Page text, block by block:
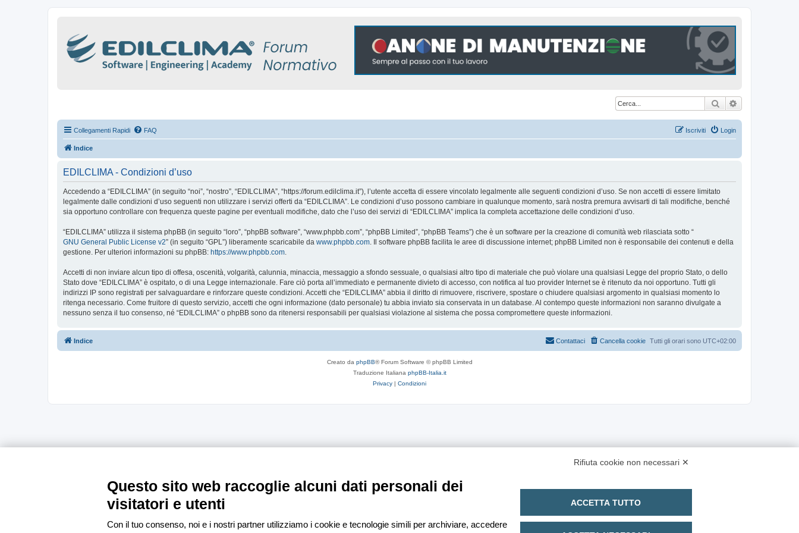
Cerca
Collegamenti Rapidi FAQ Login
Iscriviti
Indice
EDILCLIMA - Condizioni d’uso
Accedendo a “EDILCLIMA” (in seguito “noi”, “nostro”, “EDILCLIMA”, “https://forum.edilclima.it”), l’utente accetta di essere vincolato legalmente alle seguenti condizioni d’uso. Se non accetti di essere limitato
legalmente dalle condizioni d’uso seguenti non utilizzare i servizi offerti da “EDILCLIMA”. Le condizioni d’uso possono cambiare in qualunque momento, sarà nostra premura avvisarti di tali modifiche, benché
sia opportuno controllare con frequenza queste pagine per eventuali modifiche, dato che l’uso dei servizi di “EDILCLIMA” implica la completa accettazione delle condizioni d’uso.
“EDILCLIMA” utilizza il sistema phpBB (in seguito “loro”, “phpBB software”, “www.phpbb.com”, “phpBB Limited”, “phpBB Teams”) che è un software per la creazione di comunità web rilasciata sotto “
GNU General Public License v2” (in seguito “GPL”) liberamente scaricabile da www.phpbb.com. Il software phpBB facilita le aree di discussione internet; phpBB Limited non è responsabile dei contenuti e della
gestione. Per ulteriori informazioni su phpBB: https://www.phpbb.com.
Accetti di non inviare alcun tipo di offesa, oscenità, volgarità, calunnia, minaccia, messaggio a sfondo sessuale, o qualsiasi altro tipo di materiale che può violare una qualsiasi Legge del proprio Stato, o dello
Stato dove “EDILCLIMA” è ospitato, o di una Legge internazionale. Fare ciò porta all’immediato e permanente divieto di accesso, con notifica al tuo provider Internet se è ritenuto da noi opportuno. Tutti gli
indirizzi IP sono registrati per salvaguardare e rinforzare queste condizioni. Accetti che “EDILCLIMA” abbia il diritto di rimuovere, riscrivere, spostare o chiudere qualsiasi argomento in qualsiasi momento lo
ritenga necessario. Come fruitore di questo servizio, accetti che ogni informazione (dato personale) tu abbia inviato sia conservata in un database. Al contempo queste informazioni non saranno divulgate a
nessuno senza il tuo consenso, né “EDILCLIMA” o phpBB sono da ritenersi responsabili per qualsiasi violazione al sistema che possa compromettere queste informazioni.
Indice Tutti gli orari sono UTC+02:00
Cancella cookie
Contattaci
Creato da phpBB® Forum Software © phpBB Limited
Traduzione Italiana phpBB-Italia.it
Privacy | Condizioni
Rifiuta cookie non necessari ✕
Questo sito web raccoglie alcuni dati personali dei
visitatori e utenti
Con il tuo consenso, noi e i nostri partner utilizziamo i cookie e tecnologie simili per archiviare, accedere
ACCETTA TUTTO